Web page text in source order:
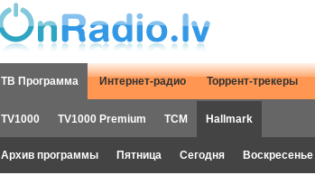
ТВ Программа Интернет-радио Торрент-трекеры
TV1000 TV1000 Premium TCM Hallmark
Архив программы Пятница Сегодня Воскресенье